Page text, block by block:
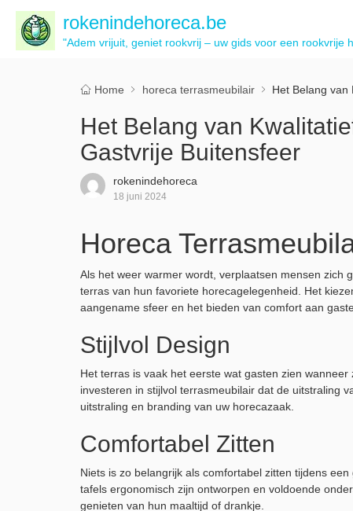
rokenindehoreca.be
"Adem vrijuit, geniet rookvrij – uw gids voor een rookvrije
Home horeca terrasmeubilair Het Belang van
Het Belang van
Gastvrije Buitensfeer
rokenindehoreca
18 juni 2024
Horeca
Als het weer warmer wordt, verplaatsen mensen zich
terras van hun favoriete horecagelegenheid. Het
aangename sfeer en het bieden van comfort aan
Stijlvol Design
Het terras is vaak het eerste wat gasten zien
investeren in stijlvol terrasmeubilair dat de uitstraling
uitstraling en branding van uw horecazaak.
Comfortabel Zitten
Niets is zo belangrijk als comfortabel zitten tijdens
tafels ergonomisch zijn ontworpen en voldoende
genieten van hun maaltijd of drankje.